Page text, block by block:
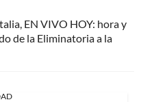
EN VIVO HOY: hora y
de la Eliminatoria a la